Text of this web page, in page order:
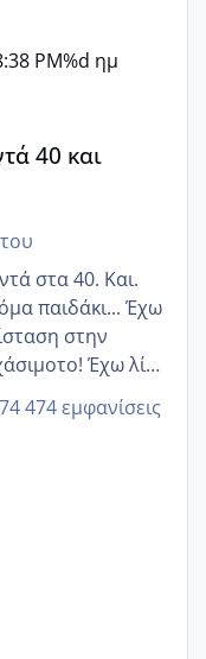
PM%d ημ
40 και
στα 40. Και.
Έχω
στην
Έχω λίγα
κ αν προσπαθώ
474 εμφανίσεις